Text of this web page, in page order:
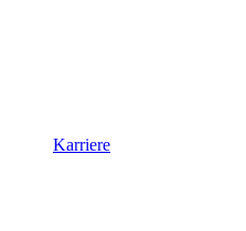
Karriere